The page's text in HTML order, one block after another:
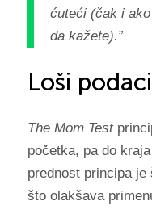
ćuteći (čak i
da kažete).”
Loši
The Mom Test
početka, pa do
prednost principa
što olakšava